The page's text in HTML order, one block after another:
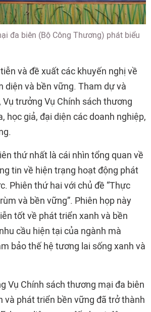
đa biên (Bộ Công Thương) phát biểu
và đề xuất các khuyến nghị về
diện và bền vững. Tham dự và
trưởng Vụ Chính sách thương
học giả, đại diện các doanh nghiệp,
thứ nhất là cái nhìn tổng quan về
tin về hiện trạng hoạt động phát
Phiên thứ hai với chủ đề “Thực
và bền vững”. Phiên họp này
tốt về phát triển xanh và bền
cầu hiện tại của ngành mà
bảo thế hệ tương lai sống xanh và
Vụ Chính sách thương mại đa biên
và phát triển bền vững đã trở thành